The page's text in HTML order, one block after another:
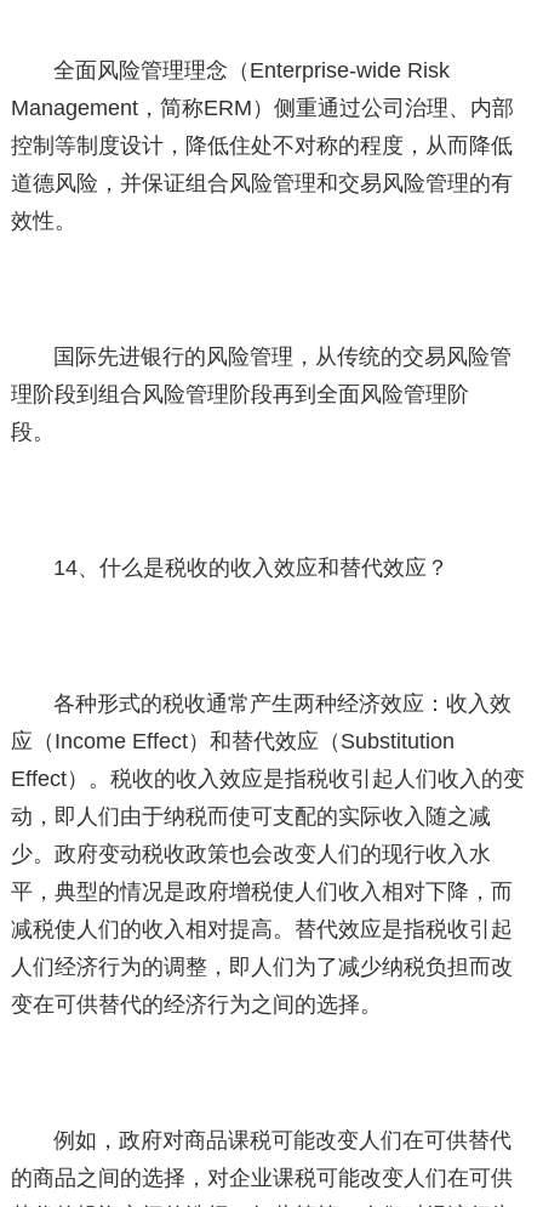
全面风险管理理念（Enterprise-wide Risk
Management，简称ERM）侧重通过公司治理、内部
控制等制度设计，降低住处不对称的程度，从而降低
道德风险，并保证组合风险管理和交易风险管理的有
效性。
国际先进银行的风险管理，从传统的交易风险管
理阶段到组合风险管理阶段再到全面风险管理阶
段。
14、什么是税收的收入效应和替代效应？
各种形式的税收通常产生两种经济效应：收入效
应（Income Effect）和替代效应（Substitution
Effect）。税收的收入效应是指税收引起人们收入的变
动，即人们由于纳税而使可支配的实际收入随之减
少。政府变动税收政策也会改变人们的现行收入水
平，典型的情况是政府增税使人们收入相对下降，而
减税使人们的收入相对提高。替代效应是指税收引起
人们经济行为的调整，即人们为了减少纳税负担而改
变在可供替代的经济行为之间的选择。
例如，政府对商品课税可能改变人们在可供替代
的商品之间的选择，对企业课税可能改变人们在可供